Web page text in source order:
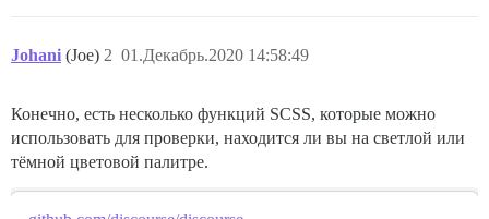
Johani (Joe) 01.Декабрь.2020 14:58:49
2
Конечно, есть несколько функций SCSS, которые можно
использовать для проверки, находится ли вы на светлой или
тёмной цветовой палитре.